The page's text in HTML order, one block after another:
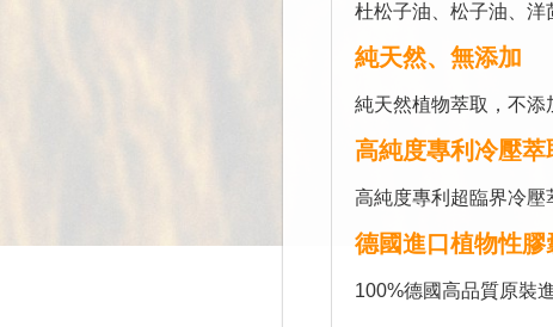
杜松子油、松子油、洋
純天然、無添加
純天然植物萃取，不
高純度專利冷壓萃
高純度專利超臨界冷壓
德國進口植物性膠
100%德國高品質原裝